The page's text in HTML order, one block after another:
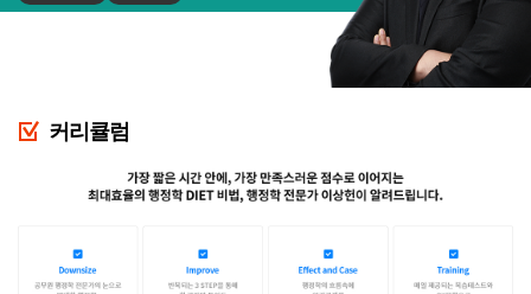
커리큘럼